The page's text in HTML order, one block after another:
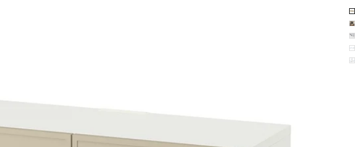
5 BESTÅ الصور الصور